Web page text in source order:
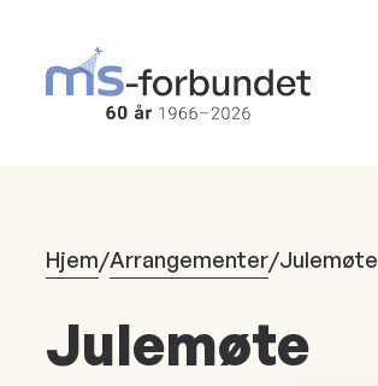
hovedinnhold
Hjem/Arrangementer/Julemøte
Julemøte